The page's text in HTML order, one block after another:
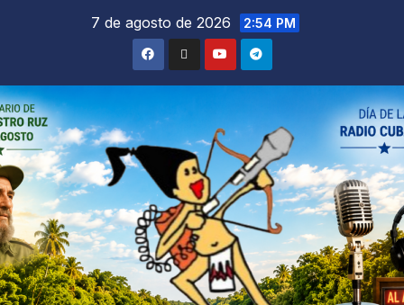
7 de agosto de 2026 2:54 PM